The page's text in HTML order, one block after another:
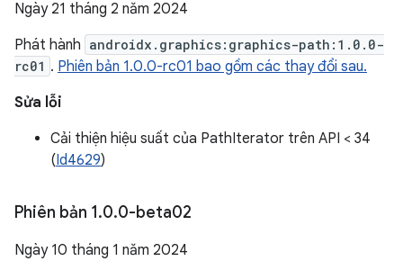
Ngày 21 tháng 2 năm 2024
Phát hành androidx.graphics:graphics-path:1.0.0-
rc01 . Phiên bản 1.0.0-rc01 bao gồm các thay đổi sau.
Sửa lỗi
Cải thiện hiệu suất của PathIterator trên API < 34
(Id4629)
Phiên bản 1.0.0-beta02
Ngày 10 tháng 1 năm 2024